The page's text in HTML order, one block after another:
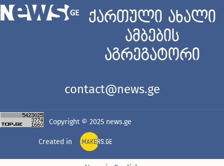
ქართული ახალი
ამბების
აგრეგატორი
contact@news.ge
Copyright © 2025 news.ge
Created in